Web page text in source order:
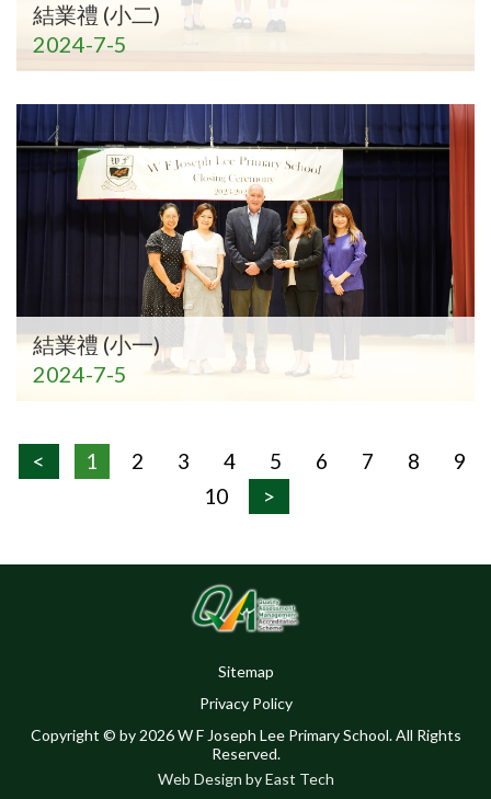
結業禮 (小二)
2024-7-5
結業禮 (小一)
2024-7-5
< 1 2 3 4 5 6 7 8
9
10
>
Sitemap
Privacy Policy
Copyright © by 2026 W F Joseph Lee Primary School. All Rights
Reserved.
Web Design byEast Tech